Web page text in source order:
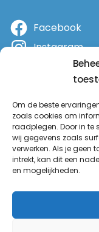
Om de beste
zoals cookies om
raadplegen. Door in te
wij gegevens zoals
verwerken. Als je
intrekt, kan dit een
en mogelijkheden.
Facebook
Instagram
YouTube